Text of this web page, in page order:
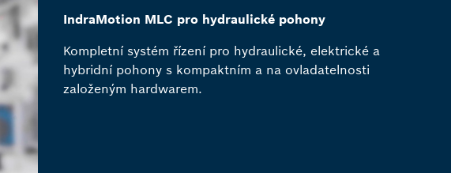
IndraMotion MLC pro hydraulické pohony
Kompletní systém řízení pro hydraulické, elektrické a
hybridní pohony s kompaktním a na ovladatelnosti
založeným hardwarem.